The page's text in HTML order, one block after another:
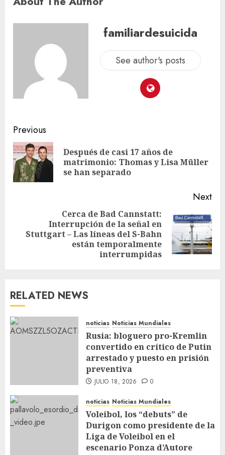
familiardesuicida
See author's posts
Previous
Después de casi 17 años de
matrimonio: Thomas y Lisa Müller
se han separado
Next
Cerca de Bad Cannstatt:
Interrupción de la señal en
Stuttgart – Las líneas del S-Bahn
están temporalmente
interrumpidas
RELATED NEWS
noticias Noticias Mundiales
Rusia: bloguero pro-Kremlin
convertido en crítico de Putin
arrestado y puesto en prisión
preventiva
JULIO 18, 2026 0
noticias Noticias Mundiales
Voleibol, los “debuts” de
Durigon como presidente de la
Liga de Voleibol en el
escenario Ponza d’Autore